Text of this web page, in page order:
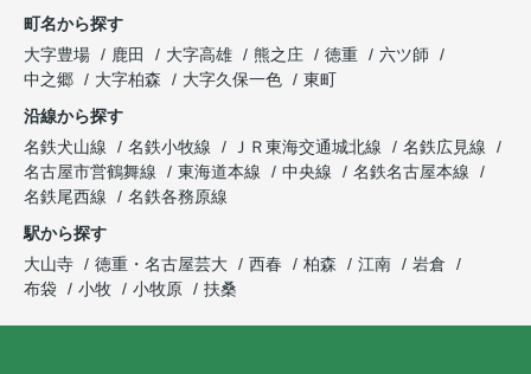
町名から探す
大字豊場
鹿田 大字高雄 熊之庄 徳重
六ツ師
中之郷
大字柏森 大字久保一色
東町
沿線から探す
名鉄犬山線
名鉄小牧線 ＪＲ東海交通城北線
名鉄広見線
名古屋市営鶴舞線
東海道本線 中央線
名鉄名古屋本線
名鉄尾西線
名鉄各務原線
駅から探す
大山寺
徳重・名古屋芸大 西春 柏森 江南
岩倉
布袋
小牧 小牧原 扶桑